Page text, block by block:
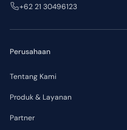
Perusahaan
Tentang Kami
Produk & Layanan
Partner
+62 21 30496123